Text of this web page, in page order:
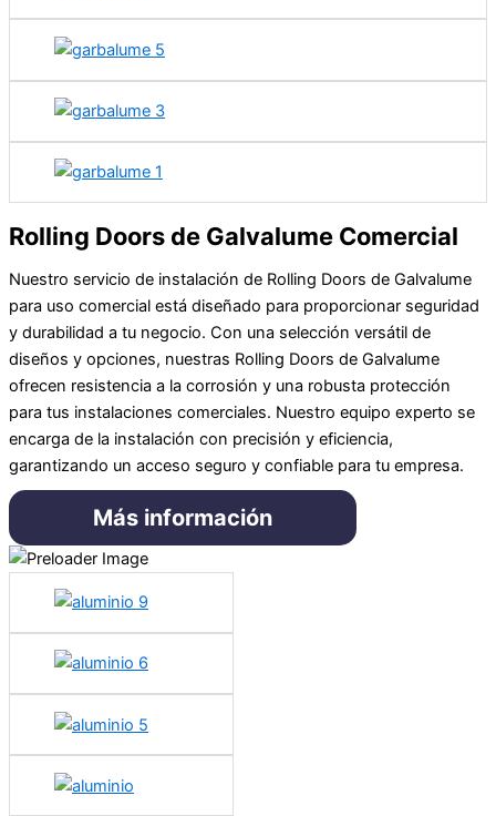
Rolling Doors de Galvalume Comercial
Nuestro servicio de instalación de Rolling Doors de Galvalume
para uso comercial está diseñado para proporcionar seguridad
y durabilidad a tu negocio. Con una selección versátil de
diseños y opciones, nuestras Rolling Doors de Galvalume
ofrecen resistencia a la corrosión y una robusta protección
para tus instalaciones comerciales. Nuestro equipo experto se
encarga de la instalación con precisión y eficiencia,
garantizando un acceso seguro y confiable para tu empresa.
Más información